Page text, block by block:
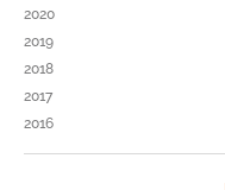
2020
2019
2018
2017
2016